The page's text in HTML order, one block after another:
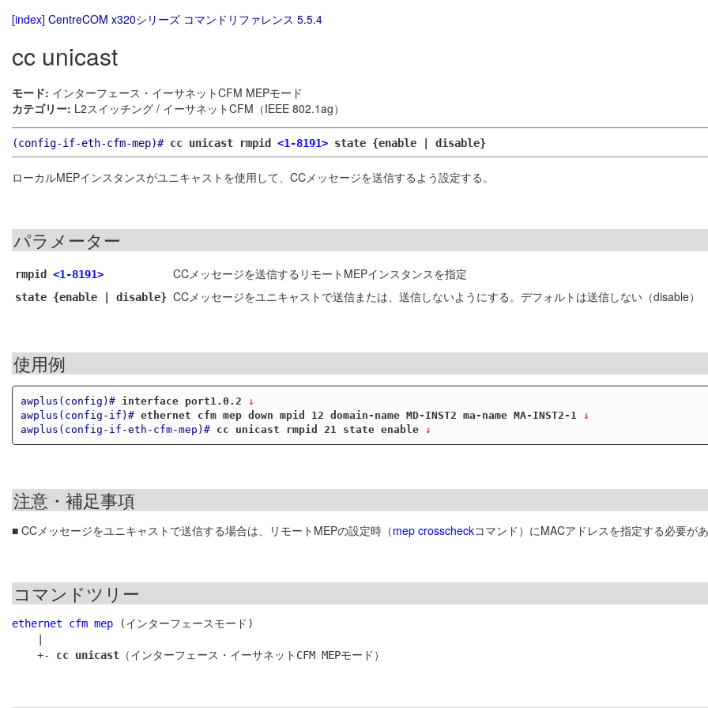
[index] CentreCOM x320シリーズ コマンドリファレンス 5.5.4
cc unicast
モード: インターフェース・イーサネットCFM MEPモード
カテゴリー: L2スイッチング / イーサネットCFM（IEEE 802.1ag）
(config-if-eth-cfm-mep)# cc unicast rmpid <1-8191> state {enable | disable}
ローカルMEPインスタンスがユニキャストを使用して、CCメッセージを送信するよう設定する。
パラメーター
rmpid <1-8191> CCメッセージを送信するリモートMEPインスタンスを指定
state {enable | disable} CCメッセージをユニキャストで送信または、送信しないようにする。デフォルトは送信しない（disable）
使用例
awplus(config)# interface port1.0.2 ↓
awplus(config-if)# ethernet cfm mep down mpid 12 domain-name MD-INST2 ma-name MA-INST2-1
↓
awplus(config-if-eth-cfm-mep)#
cc unicast rmpid 21 state enable ↓
注意・補足事項
■ CCメッセージをユニキャストで送信する場合は、リモートMEPの設定時（mep crosscheckコマンド）にMACアドレスを指定する必要が
コマンドツリー
ethernet cfm mep (インターフェースモード)
    +-
cc unicast